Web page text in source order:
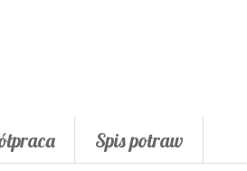
Spis potraw